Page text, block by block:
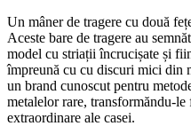
Un mâner de tragere cu două
Aceste bare de tragere au
model cu striații încrucișate și
împreună cu cu discuri mici din
un brand cunoscut pentru
metalelor rare, transformăndu-
extraordinare ale casei.